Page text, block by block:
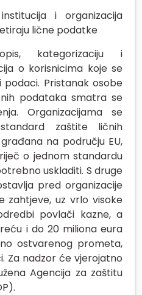
i organizacija
lične podatke
kategorizaciju i
o korisnicima koje se
podaci. Pristanak osobe
podataka smatra se
Organizacijama se
zaštite ličnih
na području EU,
o jednom standardu
uskladiti. S druge
pred organizacije
zahtjeve, uz vrlo visoke
povlači kazne, a
i do 20 miliona eura
ostvarenog prometa,
Za nadzor će vjerojatno
Agencija za zaštitu